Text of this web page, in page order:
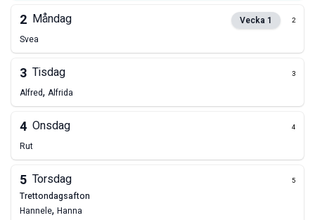
2 Måndag Vecka 1 2
Svea
3 Tisdag 3
Alfred, Alfrida
4 Onsdag 4
Rut
5 Torsdag 5
trettondagsafton
Hannele, Hanna